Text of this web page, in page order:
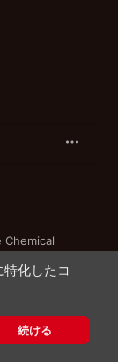
Music
化したコ
続ける